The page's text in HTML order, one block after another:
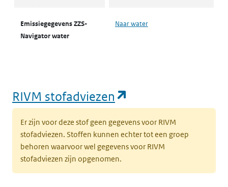
Emissiegegevens ZZS-
Navigator water
Naar water
RIVM stofadviezen
Er zijn voor deze stof geen gegevens voor RIVM
stofadviezen. Stoffen kunnen echter tot een groep
behoren waarvoor wel gegevens voor RIVM
stofadviezen zijn opgenomen.